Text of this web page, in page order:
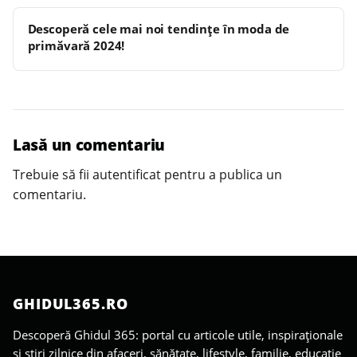
Descoperă cele mai noi tendințe în moda de
primăvară 2024!
Lasă un comentariu
Trebuie să fii autentificat pentru a publica un
comentariu.
GHIDUL365.RO
Descoperă Ghidul 365: portal cu articole utile, inspiraționale
și știri zilnice din afaceri, sănătate, lifestyle, familie, educație